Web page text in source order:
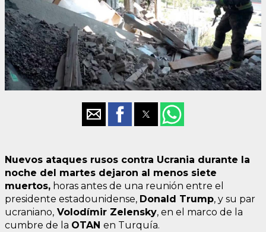
Nuevos ataques rusos contra Ucrania durante la
noche del martes dejaron al menos siete
muertos, horas antes de una reunión entre el
presidente estadounidense, Donald Trump, y su par
ucraniano, Volodímir Zelensky, en el marco de la
cumbre de la OTAN en Turquía.